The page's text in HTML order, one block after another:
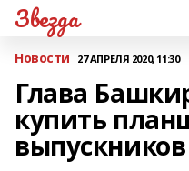
Звезда
Новости 27 АПРЕЛЯ 2020, 11:30
Глава
купить
выпускников